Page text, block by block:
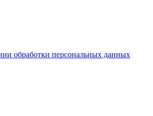
обработки персональных данных